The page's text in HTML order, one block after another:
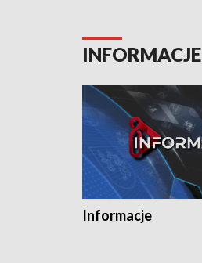
INFORMACJE
Informacje